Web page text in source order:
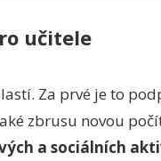
učitele
Za prvé je to
zbrusu novou
a sociálních